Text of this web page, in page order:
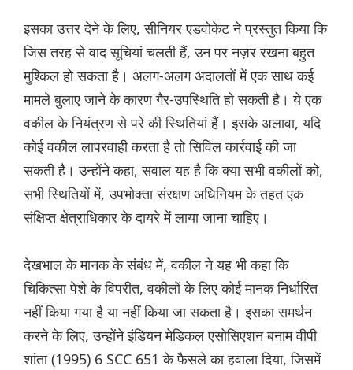
इसका उत्तर देने के लिए, सीनियर एडवोकेट ने प्रस्तुत किया कि
जिस तरह से वाद सूचियां चलती हैं, उन पर नज़र रखना बहुत
मुश्किल हो सकता है। अलग-अलग अदालतों में एक साथ कई
मामले बुलाए जाने के कारण गैर-उपस्थिति हो सकती है। ये एक
वकील के नियंत्रण से परे की स्थितियां हैं। इसके अलावा, यदि
कोई वकील लापरवाही करता है तो सिविल कार्रवाई की जा
सकती है। उन्होंने कहा, सवाल यह है कि क्या सभी वकीलों को,
सभी स्थितियों में, उपभोक्ता संरक्षण अधिनियम के तहत एक
संक्षिप्त क्षेत्राधिकार के दायरे में लाया जाना चाहिए।
देखभाल के मानक के संबंध में, वकील ने यह भी कहा कि
चिकित्सा पेशे के विपरीत, वकीलों के लिए कोई मानक निर्धारित
नहीं किया गया है या नहीं किया जा सकता है। इसका समर्थन
करने के लिए, उन्होंने इंडियन मेडिकल एसोसिएशन बनाम वीपी
शांता (1995) 6 SCC 651 के फैसले का हवाला दिया, जिसमें